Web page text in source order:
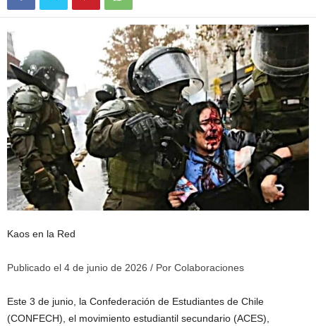
Kaos en la Red
Publicado el 4 de junio de 2026 / Por Colaboraciones
Este 3 de junio, la Confederación de Estudiantes de Chile
(CONFECH), el movimiento estudiantil secundario (ACES),